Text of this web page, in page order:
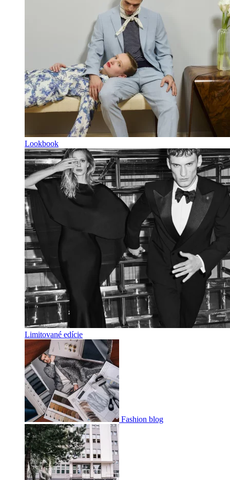
Lookbook
Limitované edície
Fashion blog